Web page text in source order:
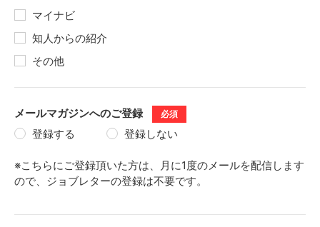
マイナビ
知人からの紹介
その他
メールマガジンへのご登録 必須
登録する 登録しない
※こちらにご登録頂いた方は、月に1度のメールを配信します
ので、ジョブレターの登録は不要です。